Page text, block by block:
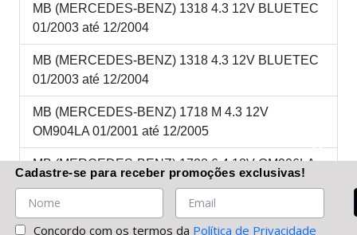
MB (MERCEDES-BENZ) 1318 4.3 12V BLUETEC
01/2003 até 12/2004
MB (MERCEDES-BENZ) 1318 4.3 12V BLUETEC
01/2003 até 12/2004
MB (MERCEDES-BENZ) 1718 M 4.3 12V
OM904LA 01/2001 até 12/2005
MB (MERCEDES-BENZ) 1728 6.4 18V OM906LA
04/2003 até 01/2006
MB (MERCEDES-BENZ) 2423K 6.4 18V OM906LA
Cadastre-se para receber promoções exclusivas!
Concordo com os termos da Política de Privacidade